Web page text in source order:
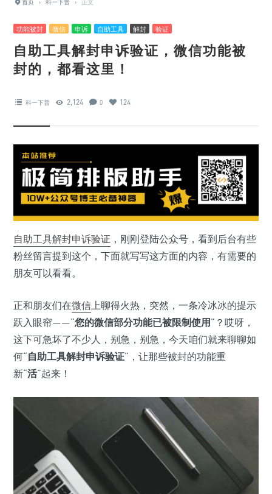
首页 › 科一下普 › 正文
功能被封 微信 申诉 自助工具 解封 验证
自助工具解封申诉验证，微信功能被
封的，都看这里！
科一下普 2,124 0 124
自助工具解封申诉验证 ，刚刚登陆公众号，看到后台有些
粉丝留言提到这个，下面就写写这方面的内容，有需要的
朋友可以看看。
正和朋友们在微信上聊得火热，突然，一条冷冰冰的提示
跃入眼帘——“您的微信部分功能已被限制使用 ”？哎呀，
这下可急坏了不少人，别急，别急，今天咱们就来聊聊如
何“自助工具解封申诉验证”，让那些被封的功能重
新“活”起来！